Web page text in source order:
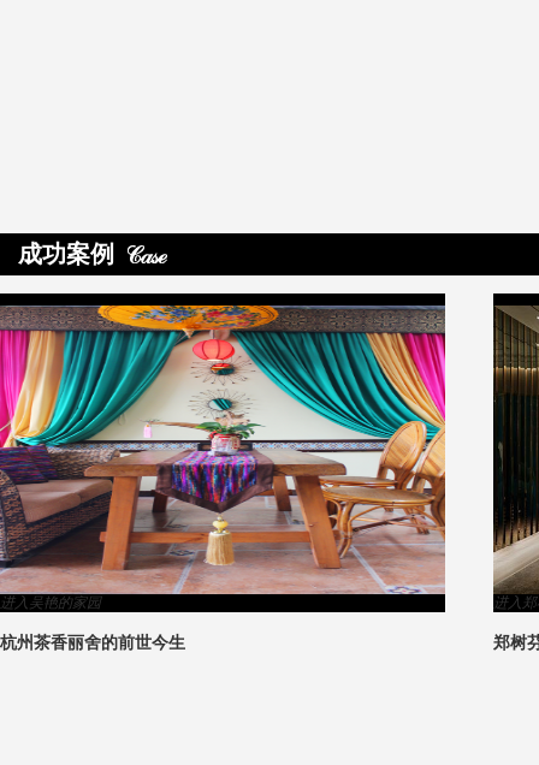
成功案例
进入吴艳的家园
杭州茶香丽舍的前世今生
进入
郑树
>